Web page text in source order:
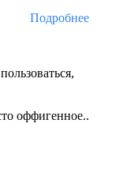
Подробнее
оффигенное..